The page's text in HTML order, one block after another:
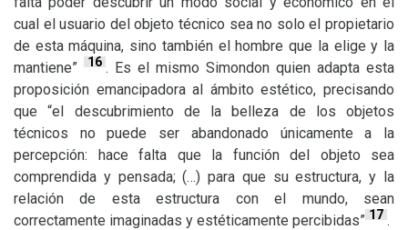
cual el usuario del objeto técnico sea no solo el propietario
de esta máquina, sino también el hombre que la elige y la
mantiene”
16 . Es el mismo Simondon quien adapta esta
proposición emancipadora al ámbito estético, precisando
que “el descubrimiento de la belleza de los objetos
técnicos no puede ser abandonado únicamente a la
percepción: hace falta que la función del objeto sea
comprendida y pensada; (…) para que su estructura, y la
relación de esta estructura con el mundo, sean
correctamente imaginadas y estéticamente percibidas” 17 .